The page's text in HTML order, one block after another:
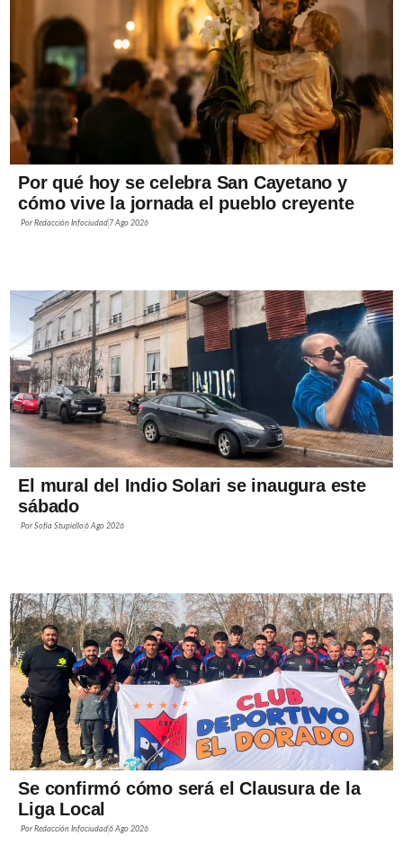
Por qué hoy se celebra San Cayetano y
cómo vive la jornada el pueblo creyente
PorRedacción Infociudad 7 Ago 2026
El mural del Indio Solari se inaugura este
sábado
PorSofía Stupiello6 Ago 2026
Se confirmó cómo será el Clausura de la
Liga Local
PorRedacción Infociudad6 Ago 2026